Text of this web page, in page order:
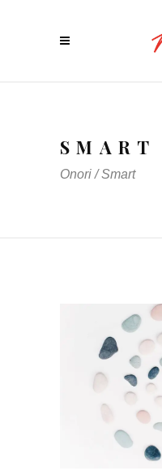
SMART
Onori/Smart